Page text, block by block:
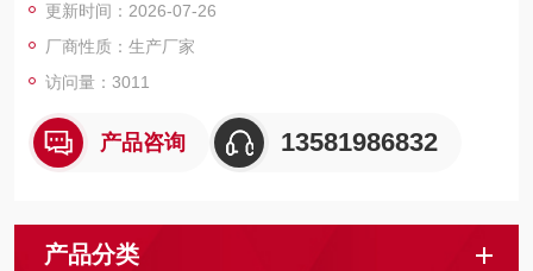
面电阻值的测定。本仪器除能测电阻外，还能直接测量微弱电
流。
更新时间：2026-07-26
厂商性质：生产厂家
访问量：3011
产品咨询 13581986832
产品分类